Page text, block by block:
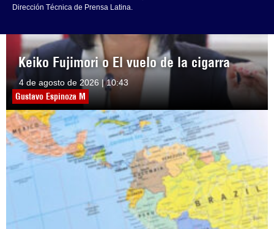
Keiko Fujimori o El vuelo de la cigarra
4 de agosto de 2026 | 10:43
Gustavo Espinoza M
Dirección Técnica de Prensa Latina.